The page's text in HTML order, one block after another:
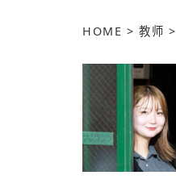
HOME >教师 >